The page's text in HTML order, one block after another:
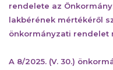
rendelete az
lakbérének mértékéről
önkormányzati rendelet
A 8/2025. (V. 30.)